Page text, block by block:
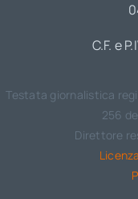
C.F. e
Testata giornalistica
256
Direttore